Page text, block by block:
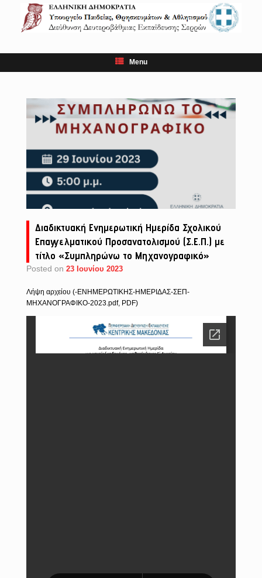
content
Menu
Διαδικτυακή Ενημερωτική Ημερίδα Σχολικού
Επαγγελματικού Προσανατολισμού (Σ.Ε.Π.) με
τίτλο «Συμπληρώνω το Μηχανογραφικό»
Posted on 23 Ιουνίου 2023
Λήψη αρχείου (-ΕΝΗΜΕΡΩΤΙΚΗΣ-ΗΜΕΡΙΔΑΣ-ΣΕΠ-
ΜΗΧΑΝΟΓΡΑΦΙΚΟ-2023.pdf, PDF)